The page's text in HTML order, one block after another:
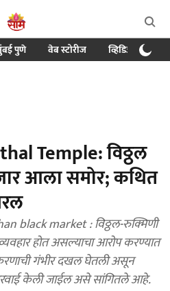
पुणे वेब स्टोरीज व्हिडिओ
Temple: विठ्ठल
आला समोर; कथित
: विठ्ठल-रुक्मिणी
होत असल्याचा आरोप करण्यात
गंभीर दखल घेतली असून
केली जाईल असे सांगितले आहे.